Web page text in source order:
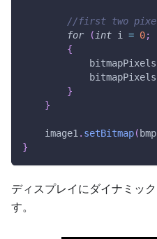
//first two
for
(int i = 0;
{
            bitmapPixels
            bitmapPixels
}
}
    image1
. setBitmap(
}
ディスプレイにダイナミッ
す。